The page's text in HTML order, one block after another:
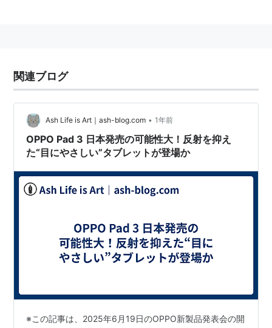
関連ブログ
Ash Life is Art｜ash-blog.com • 1年前
OPPO Pad 3 日本発売の可能性大！反射を抑え
た“目にやさしい”タブレットが登場か
※この記事は、2025年6月19日のOPPO新製品発表会の開